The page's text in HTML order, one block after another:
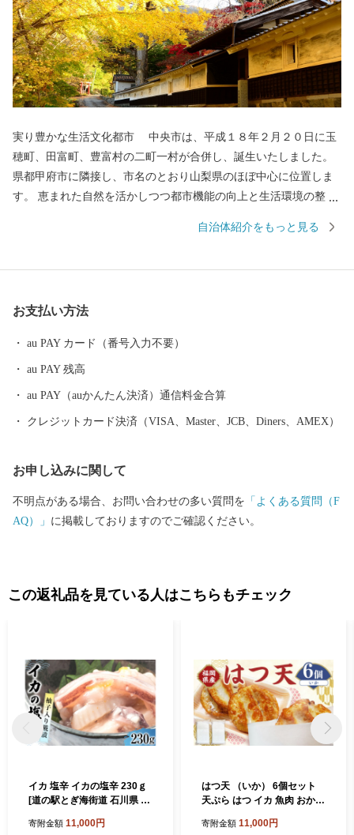
実り豊かな生活文化都市 中央市は、平成１８年２月２０日に玉
穂町、田富町、豊富村の二町一村が合併し、誕生いたしました。
県都甲府市に隣接し、市名のとおり山梨県のほぼ中心に位置しま
す。 恵まれた自然を活かしつつ都市機能の向上と生活環境の整備
山梨大学医学部周辺の市街地は、住宅地や大型ショッピングセン
都市中３１位、利便度は８位と高い評価を受けています。 市で
は、誰もが住みたくなる、住んでよかったと思えるまち「実り豊
自治体紹介をもっと見る
お支払い方法
au PAY カード（番号入力不要）
au PAY 残高
au PAY（auかんたん決済）通信料金合算
クレジットカード決済（VISA、Master、JCB、Diners、AMEX）
お申し込みに関して
不明点がある場合、お問い合わせの多い質問を 「よくある質問（F
AQ）」 に掲載しておりますのでご確認ください。
この返礼品を見ている人はこちらもチェック
イカ 塩辛 イカの塩辛 230ｇ
[道の駅とぎ海街道 石川県 志
ゆず 柚子 ユズ ご飯のお供 ご
寄附金額 11,000円
はつ天 （いか） 6個セット
天ぷら はつ イカ 魚肉 おかず
寄附金額 11,000円